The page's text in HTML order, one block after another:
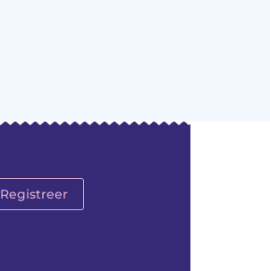
Registreer